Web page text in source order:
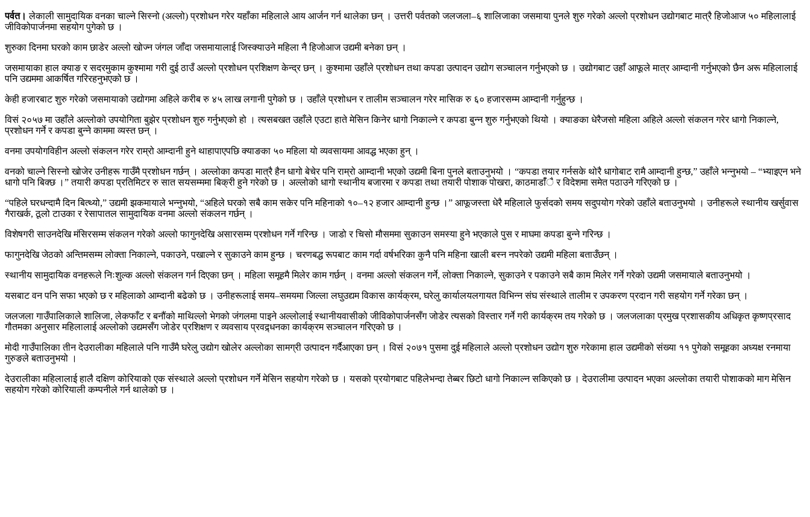
पर्वत। लेकाली सामुदायिक वनका चाल्ने सिस्नो (अल्लो) प्रशोधन गरेर यहाँका महिलाले आय आर्जन गर्न थालेका छन् । उत्तरी पर्वतको जलजला–६ शालिजाका जसमाया पुनले शुरु गरेको अल्लो प्रशोधन उद्योगबाट मात्रै हिजोआज ५० महिलालाई
जीविकोपार्जनमा सहयोग पुगेको छ ।
शुरुका दिनमा घरको काम छाडेर अल्लो खोज्न जंगल जाँदा जसमायालाई जिस्क्याउने महिला नै हिजोआज उद्यमी बनेका छन् ।
जसमायाका हाल क्याङ र सदरमुकाम कुश्मामा गरी दुई ठाउँ अल्लो प्रशोधन प्रशिक्षण केन्द्र छन् । कुश्मामा उहाँले प्रशोधन तथा कपडा उत्पादन उद्योग सञ्चालन गर्नुभएको छ । उद्योगबाट उहाँ आफूले मात्र आम्दानी गर्नुभएको छैन अरू महिलालाई
पनि उद्यममा आकर्षित गरिरहनुभएको छ ।
केही हजारबाट शुरु गरेको जसमायाको उद्योगमा अहिले करीब रु ४५ लाख लगानी पुगेको छ । उहाँले प्रशोधन र तालीम सञ्चालन गरेर मासिक रु ६० हजारसम्म आम्दानी गर्नुहुन्छ ।
विसं २०५७ मा उहाँले अल्लोको उपयोगिता बुझेर प्रशोधन शुरु गर्नुभएको हो । त्यसबखत उहाँले एउटा हाते मेसिन किनेर धागो निकाल्ने र कपडा बुन्न शुरु गर्नुभएको थियो । क्याङका धेरैजसो महिला अहिले अल्लो संकलन गरेर धागो निकाल्ने,
प्रशोधन गर्ने र कपडा बुन्ने काममा व्यस्त छन् ।
वनमा उपयोगविहीन अल्लो संकलन गरेर राम्रो आम्दानी हुने थाहापाएपछि क्याङका ५० महिला यो व्यवसायमा आवद्ध भएका हुन् ।
वनको चाल्ने सिस्नो खोजेर उनीहरू गाउँमै प्रशोधन गर्छन् । अल्लोका कपडा मात्रै हैन धागो बेचेर पनि राम्रो आम्दानी भएको उद्यमी बिना पुनले बताउनुभयो । “कपडा तयार गर्नसके थोरै धागोबाट रामै आम्दानी हुन्छ,” उहाँले भन्नुभयो – “भ्याइएन भने
धागो पनि बिक्छ ।” तयारी कपडा प्रतिमिटर रु सात सयसम्ममा बिक्री हुने गरेको छ । अल्लोको धागो स्थानीय बजारमा र कपडा तथा तयारी पोशाक पोखरा, काठमाडाँंै र विदेशमा समेत पठाउने गरिएको छ ।
“पहिले घरधन्दामै दिन बित्थ्यो,” उद्यमी झकमायाले भन्नुभयो, “अहिले घरको सबै काम सकेर पनि महिनाको १०–१२ हजार आम्दानी हुन्छ ।” आफूजस्ता धेरै महिलाले फुर्सदको समय सदुपयोग गरेको उहाँले बताउनुभयो । उनीहरूले स्थानीय खर्सुवास
गैराखर्क, ठूलो टाउका र रेसापातल सामुदायिक वनमा अल्लो संकलन गर्छन् ।
विशेषगरी साउनदेखि मंसिरसम्म संकलन गरेको अल्लो फागुनदेखि असारसम्म प्रशोधन गर्ने गरिन्छ । जाडो र चिसो मौसममा सुकाउन समस्या हुने भएकाले पुस र माघमा कपडा बुन्ने गरिन्छ ।
फागुनदेखि जेठको अन्तिमसम्म लोक्ता निकाल्ने, पकाउने, पखाल्ने र सुकाउने काम हुन्छ । चरणबद्ध रूपबाट काम गर्दा वर्षभरिका कुनै पनि महिना खाली बस्न नपरेको उद्यमी महिला बताउँछन् ।
स्थानीय सामुदायिक वनहरूले निःशुल्क अल्लो संकलन गर्न दिएका छन् । महिला समूहमै मिलेर काम गर्छन् । वनमा अल्लो संकलन गर्ने, लोक्ता निकाल्ने, सुकाउने र पकाउने सबै काम मिलेर गर्ने गरेको उद्यमी जसमायाले बताउनुभयो ।
यसबाट वन पनि सफा भएको छ र महिलाको आम्दानी बढेको छ । उनीहरूलाई समय–समयमा जिल्ला लघुउद्यम विकास कार्यक्रम, घरेलु कार्यालयलगायत विभिन्न संघ संस्थाले तालीम र उपकरण प्रदान गरी सहयोग गर्ने गरेका छन् ।
जलजला गाउँपालिकाले शालिजा, लेकफाँट र बनौंको माथिल्लो भेगको जंगलमा पाइने अल्लोलाई स्थानीयवासीको जीविकोपार्जनसँग जोडेर त्यसको विस्तार गर्ने गरी कार्यक्रम तय गरेको छ । जलजलाका प्रमुख प्रशासकीय अधिकृत कृष्णप्रसाद
गौतमका अनुसार महिलालाई अल्लोको उद्यमसँग जोडेर प्रशिक्षण र व्यवसाय प्रवद्र्धनका कार्यक्रम सञ्चालन गरिएको छ ।
मोदी गाउँपालिका तीन देउरालीका महिलाले पनि गाउँमै घरेलु उद्योग खोलेर अल्लोका सामग्री उत्पादन गर्दैआएका छन् । विसं २०७१ पुसमा दुई महिलाले अल्लो प्रशोधन उद्योग शुरु गरेकामा हाल उद्यमीको संख्या ११ पुगेको समूहका अध्यक्ष रनमाया
गुरुङले बताउनुभयो ।
देउरालीका महिलालाई हालै दक्षिण कोरियाको एक संस्थाले अल्लो प्रशोधन गर्ने मेसिन सहयोग गरेको छ । यसको प्रयोगबाट पहिलेभन्दा तेब्बर छिटो धागो निकाल्न सकिएको छ । देउरालीमा उत्पादन भएका अल्लोका तयारी पोशाकको माग मेसिन
सहयोग गरेको कोरियाली कम्पनीले गर्न थालेको छ ।